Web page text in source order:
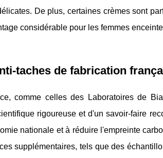
De plus, certaines crèmes sont
considérable pour les femmes
taches de fabrication
comme celles des Laboratoires de
rigoureuse et d'un savoir-faire
nationale et à réduire l'empreinte
supplémentaires, tels que des